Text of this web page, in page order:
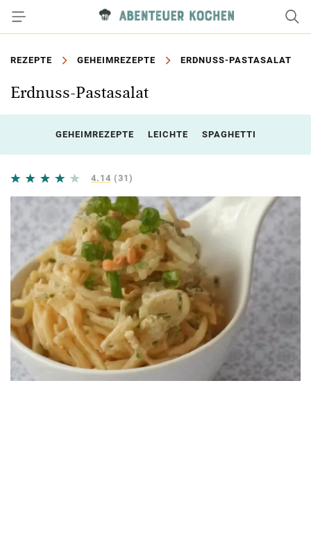
REZEPTE GEHEIMREZEPTE ERDNUSS-PASTASALAT
Erdnuss-Pastasalat
GEHEIMREZEPTE LEICHTE SPAGHETTI
4.14 (31)